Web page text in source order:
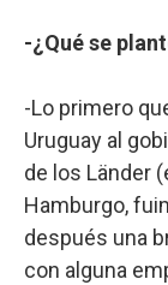
-¿Qué se
-Lo primero
Uruguay al
de los Länder
Hamburgo,
después una
con alguna